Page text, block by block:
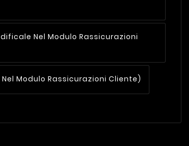
Nel Modulo Rassicurazioni
Modulo Rassicurazioni Cliente)